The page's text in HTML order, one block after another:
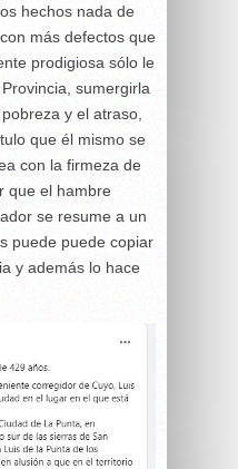
hechos nada de
más defectos que
prodigiosa sólo le
sumergirla
y el atraso,
que él mismo se
con la firmeza de
que el hambre
se resume a un
puede puede copiar
y además lo hace